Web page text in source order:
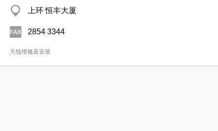
上环 恒丰大厦
2854 3344
天线维修及安装